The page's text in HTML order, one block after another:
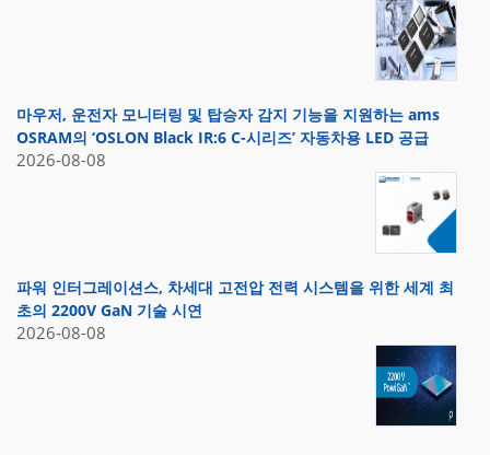
마우저, 운전자 모니터링 및 탑승자 감지 기능을 지원하는 ams
OSRAM의 ‘OSLON Black IR:6 C-시리즈’ 자동차용 LED 공급
2026-08-08
파워 인터그레이션스, 차세대 고전압 전력 시스템을 위한 세계 최
초의 2200V GaN 기술 시연
2026-08-08